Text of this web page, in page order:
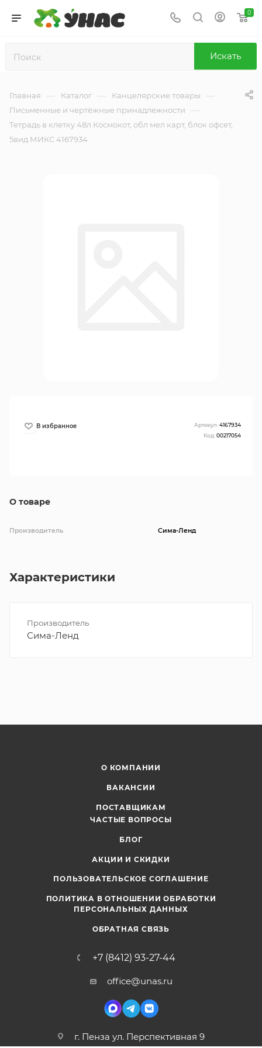
0
Искать
Главная — Каталог — Канцелярские товары —
Письменные и чертёжные принадлежности —
Тетрадь в клетку 48л Космокот, обл мел карт, блок офсет,
5вид МИКС 4167934
О товаре
Производитель Сима-Ленд
Артикул:4167934
Код:00217054
Характеристики
Производитель
Сима-Ленд
О КОМПАНИИ
ВАКАНСИИ
ПОСТАВЩИКАМ
ЧАСТЫЕ ВОПРОСЫ
БЛОГ
АКЦИИ И СКИДКИ
ПОЛЬЗОВАТЕЛЬСКОЕ СОГЛАШЕНИЕ
ПОЛИТИКА В ОТНОШЕНИИ ОБРАБОТКИ
ПЕРСОНАЛЬНЫХ ДАННЫХ
ОБРАТНАЯ СВЯЗЬ
+7 (8412) 93-27-44
office@unas.ru
г. Пенза ул. Перспективная 9